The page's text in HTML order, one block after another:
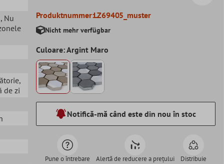
, Nu
,
de zi
Produktnummer:LZ69405_muster
Nicht mehr verfügbar
Culoare: Argint Maro
Notifică-mă când este din nou în stoc
Pune o întrebare Alertă de reducere a prețului Distribuie